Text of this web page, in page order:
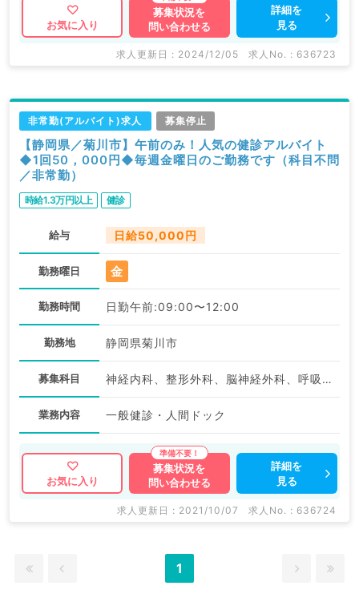
お気に入り
募集状況を
問い合わせる
詳細を
見る
求人更新日 : 2024/12/05 求人No. : 636723
非常勤(アルバイト)求人 募集停止
【静岡県／菊川市】午前のみ！人気の健診アルバイト
◆1回50，000円◆毎週金曜日のご勤務です（科目不問
／非常勤）
時給1.3万円以上 健診
給与 日給50,000円
勤務曜日 金
勤務時間 日勤午前:09:00〜12:00
勤務地 静岡県菊川市
募集科目 神経内科、整形外科、脳神経外科、呼吸器外科、心臓血管外科、一般内科、循環器内科、呼吸器内科、消化器内科、内分泌・代謝内科、腎臓内科、老年内科、血液内科、外科系全般、一般外科、消化器外科、乳腺外科、総合診療科、健診・人間ドック、膠原病科、大腸・肛門外科
業務内容 一般健診・人間ドック
お気に入り
募集状況を
問い合わせる
詳細を
見る
求人更新日 : 2021/10/07 求人No. : 636724
1